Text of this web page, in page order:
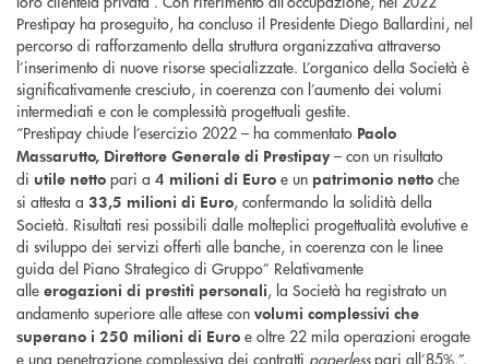
Prestipay ha proseguito, ha concluso il Presidente Diego Ballardini, nel
percorso di rafforzamento della struttura organizzativa attraverso
l’inserimento di nuove risorse specializzate. L’organico della Società è
significativamente cresciuto, in coerenza con l’aumento dei volumi
intermediati e con le complessità progettuali gestite.
“Prestipay chiude l’esercizio 2022 – ha commentato Paolo
Massarutto, Direttore Generale di Prestipay – con un risultato
di utile netto pari a 4 milioni di Euro e un patrimonio netto che
si attesta a 33,5 milioni di Euro, confermando la solidità della
Società. Risultati resi possibili dalle molteplici progettualità evolutive e
di sviluppo dei servizi offerti alle banche, in coerenza con le linee
guida del Piano Strategico di Gruppo” Relativamente
alle erogazioni di prestiti personali, la Società ha registrato un
andamento superiore alle attese con volumi complessivi che
superano i 250 milioni di Euro e oltre 22 mila operazioni erogate
e una penetrazione complessiva dei contratti paperlesspari all’85%.”.